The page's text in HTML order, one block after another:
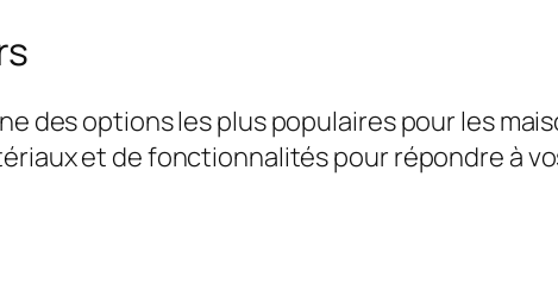
des options les plus populaires pour les
et de fonctionnalités pour répondre à